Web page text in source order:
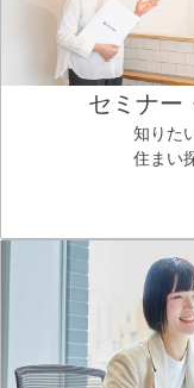
セミナー
知りた
住まい